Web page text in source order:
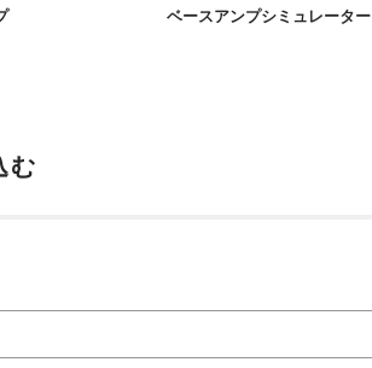
ベースアンプシミュレーター
む